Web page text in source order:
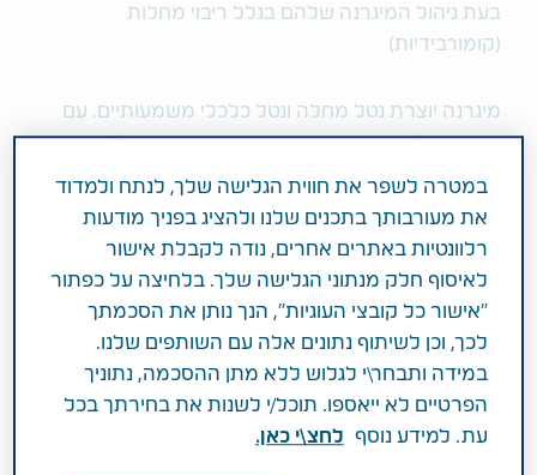
בעת ניהול המיגרנה שלהם בגלל ריבוי מחלות
(קומורבידיות)
מיגרנה יוצרת נטל מחלה ונטל כלכלי משמעותיים. עם
יותר ממיליארד אנשים המושפעים ברחבי העולם,
"מיגרנה מטילה עומסים גופניים, רגשיים וחברתיים ברחבי
העולם ועל אף זאת אפשרויות הטיפול הזמינות לרוב אינן
מספקות עבור חולים רבים," אמר ד"ר ג'ושוע מ. כהן,
מנהל תחום המיגרנה וכאבי הראש במינהל הרפואי
בטבע. "כמובילה בתחום הנוירולוגיה והטיפול במיגרנה,
במטרה לשפר את חווית הגלישה שלך, לנתח ולמדוד
את מעורבותך בתכנים שלנו ולהציג בפניך מודעות
רלוונטיות באתרים אחרים, נודה לקבלת אישור
לאיסוף חלק מנתוני הגלישה שלך. בלחיצה על כפתור
"אישור כל קובצי העוגיות", הנך נותן את הסכמתך
לכך, וכן לשיתוף נתונים אלה עם השותפים שלנו.
במידה ותבחר\י לגלוש ללא מתן ההסכמה, נתוניך
הפרטיים לא ייאספו. תוכל/י לשנות את בחירתך בכל
עת. למידע נוסף
לחצ\י כאן.